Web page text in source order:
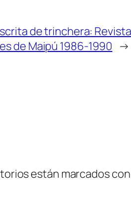
de trinchera:
de Maipú 1986-1990 →
están marcados